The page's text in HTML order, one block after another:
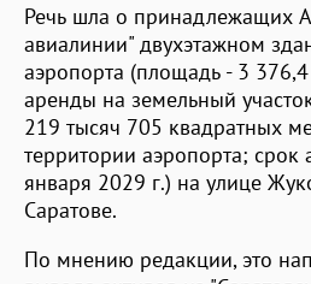
Речь шла о принадлежащих
авиалинии" двухэтажном
аэропорта (площадь - 3
аренды на земельный
219 тысяч 705 квадратных
территории аэропорта; срок
января 2029 г.) на улице
Саратове.
По мнению редакции, это